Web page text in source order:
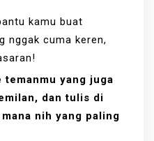
kamu buat
nggak cuma keren,
yang juga
dan tulis di
nih yang paling